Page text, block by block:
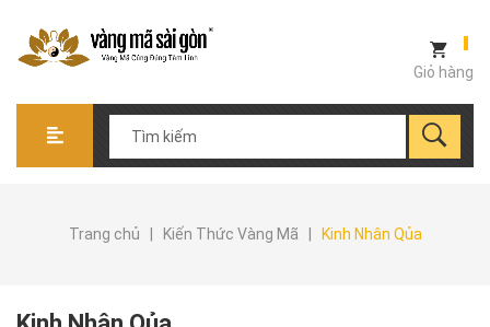
Giỏ hàng
Trang chủ Kiến Thức Vàng Mã Kinh Nhân Qủa